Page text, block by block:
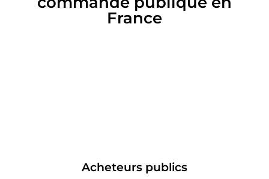
France
Acheteurs publics